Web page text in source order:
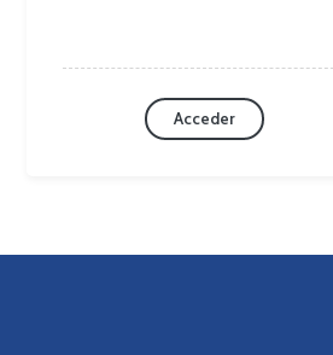
Acceder